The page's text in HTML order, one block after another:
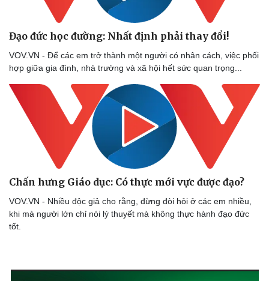
Đạo đức học đường: Nhất định phải thay đổi!
VOV.VN - Để các em trở thành một người có nhân cách, việc phối
hợp giữa gia đình, nhà trường và xã hội hết sức quan trọng...
Chấn hưng Giáo dục: Có thực mới vực được đạo?
VOV.VN - Nhiều độc giả cho rằng, đừng đòi hỏi ở các em nhiều,
khi mà người lớn chỉ nói lý thuyết mà không thực hành đạo đức
tốt.